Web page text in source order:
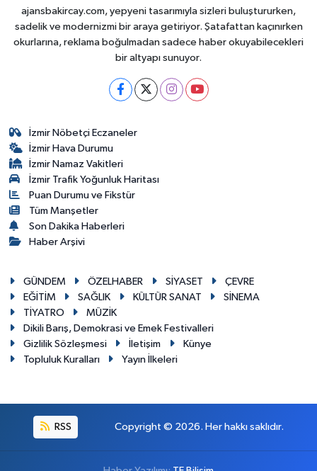
ajansbakircay.com, yepyeni tasarımıyla sizleri buluştururken,
sadelik ve modernizmi bir araya getiriyor. Şatafattan kaçınırken
okurlarına, reklama boğulmadan sadece haber okuyabilecekleri
bir altyapı sunuyor.
İzmir Nöbetçi Eczaneler
İzmir Hava Durumu
İzmir Namaz Vakitleri
İzmir Trafik Yoğunluk Haritası
Puan Durumu ve Fikstür
Tüm Manşetler
Son Dakika Haberleri
Haber Arşivi
GÜNDEM ÖZELHABER SİYASET
ÇEVRE
EĞİTİM
SAĞLIK KÜLTÜR SANAT
SİNEMA
TİYATRO
MÜZİK
Dikili Barış, Demokrasi ve Emek Festivalleri
Gizlilik Sözleşmesi
İletişim
Künye
Topluluk Kuralları
Yayın İlkeleri
RSS Copyright © 2026. Her hakkı saklıdır.